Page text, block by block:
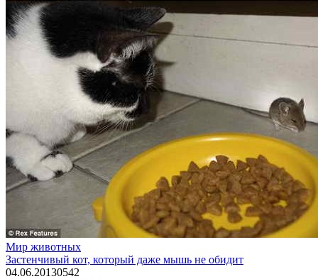
Мир животных
Застенчивый кот, который даже мышь не обидит
04.06.20130542